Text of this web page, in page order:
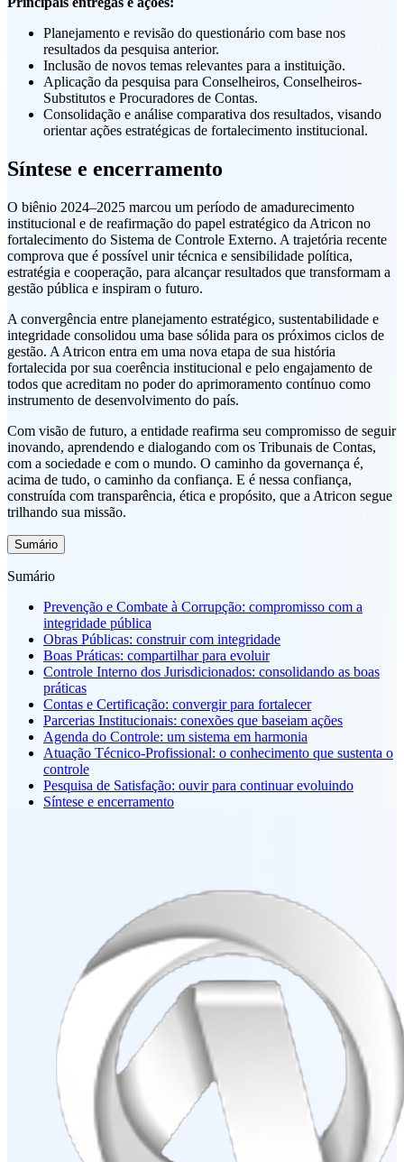
Planejamento e revisão do questionário com base nos
resultados da pesquisa anterior.
Inclusão de novos temas relevantes para a instituição.
Aplicação da pesquisa para Conselheiros, Conselheiros-
Substitutos e Procuradores de Contas.
Consolidação e análise comparativa dos resultados, visando
orientar ações estratégicas de fortalecimento institucional.
Síntese e encerramento
O biênio 2024–2025 marcou um período de amadurecimento
institucional e de reafirmação do papel estratégico da Atricon no
fortalecimento do Sistema de Controle Externo. A trajetória recente
comprova que é possível unir técnica e sensibilidade política,
estratégia e cooperação, para alcançar resultados que transformam a
gestão pública e inspiram o futuro.
A convergência entre planejamento estratégico, sustentabilidade e
integridade consolidou uma base sólida para os próximos ciclos de
gestão. A Atricon entra em uma nova etapa de sua história
fortalecida por sua coerência institucional e pelo engajamento de
todos que acreditam no poder do aprimoramento contínuo como
instrumento de desenvolvimento do país.
Com visão de futuro, a entidade reafirma seu compromisso de seguir
inovando, aprendendo e dialogando com os Tribunais de Contas,
com a sociedade e com o mundo. O caminho da governança é,
acima de tudo, o caminho da confiança. E é nessa confiança,
construída com transparência, ética e propósito, que a Atricon segue
trilhando sua missão.
Sumário
Sumário
Prevenção e Combate à Corrupção: compromisso com a
integridade pública
Obras Públicas: construir com integridade
Boas Práticas: compartilhar para evoluir
Controle Interno dos Jurisdicionados: consolidando as boas
práticas
Contas e Certificação: convergir para fortalecer
Parcerias Institucionais: conexões que baseiam ações
Agenda do Controle: um sistema em harmonia
Atuação Técnico-Profissional: o conhecimento que sustenta o
controle
Pesquisa de Satisfação: ouvir para continuar evoluindo
Síntese e encerramento